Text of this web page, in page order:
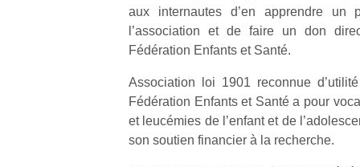
aux internautes d’en apprendre un
l’association et de faire un don
Fédération Enfants et Santé.
Association loi 1901 reconnue
Fédération Enfants et Santé a pour
et leucémies de l’enfant et de
son soutien financier à la recherche.